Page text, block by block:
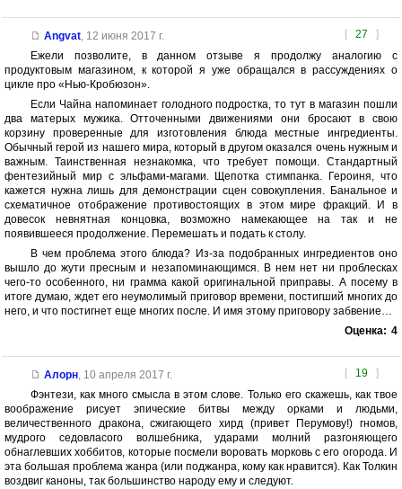
[ 27 ]
Angvat, 12 июня 2017 г.
Ежели позволите, в данном отзыве я продолжу аналогию с
продуктовым магазином, к которой я уже обращался в рассуждениях о
цикле про «Нью-Кробюзон».
Если Чайна напоминает голодного подростка, то тут в магазин пошли
два матерых мужика. Отточенными движениями они бросают в свою
корзину проверенные для изготовления блюда местные ингредиенты.
Обычный герой из нашего мира, который в другом оказался очень нужным и
важным. Таинственная незнакомка, что требует помощи. Стандартный
фентезийный мир с эльфами-магами. Щепотка стимпанка. Героиня, что
кажется нужна лишь для демонстрации сцен совокупления. Банальное и
схематичное отображение противостоящих в этом мире фракций. И в
довесок невнятная концовка, возможно намекающее на так и не
появившееся продолжение. Перемешать и подать к столу.
В чем проблема этого блюда? Из-за подобранных ингредиентов оно
вышло до жути пресным и незапоминающимся. В нем нет ни проблесках
чего-то особенного, ни грамма какой оригинальной приправы. А посему в
итоге думаю, ждет его неумолимый приговор времени, постигший многих до
него, и что постигнет еще многих после. И имя этому приговору забвение…
Оценка: 4
[ 19 ]
Алорн, 10 апреля 2017 г.
Фэнтези, как много смысла в этом слове. Только его скажешь, как твое
воображение рисует эпические битвы между орками и людьми,
величественного дракона, сжигающего хирд (привет Перумову!) гномов,
мудрого седовласого волшебника, ударами молний разгоняющего
обнаглевших хоббитов, которые посмели воровать морковь с его огорода. И
эта большая проблема жанра (или поджанра, кому как нравится). Как Толкин
воздвиг каноны, так большинство народу ему и следуют.